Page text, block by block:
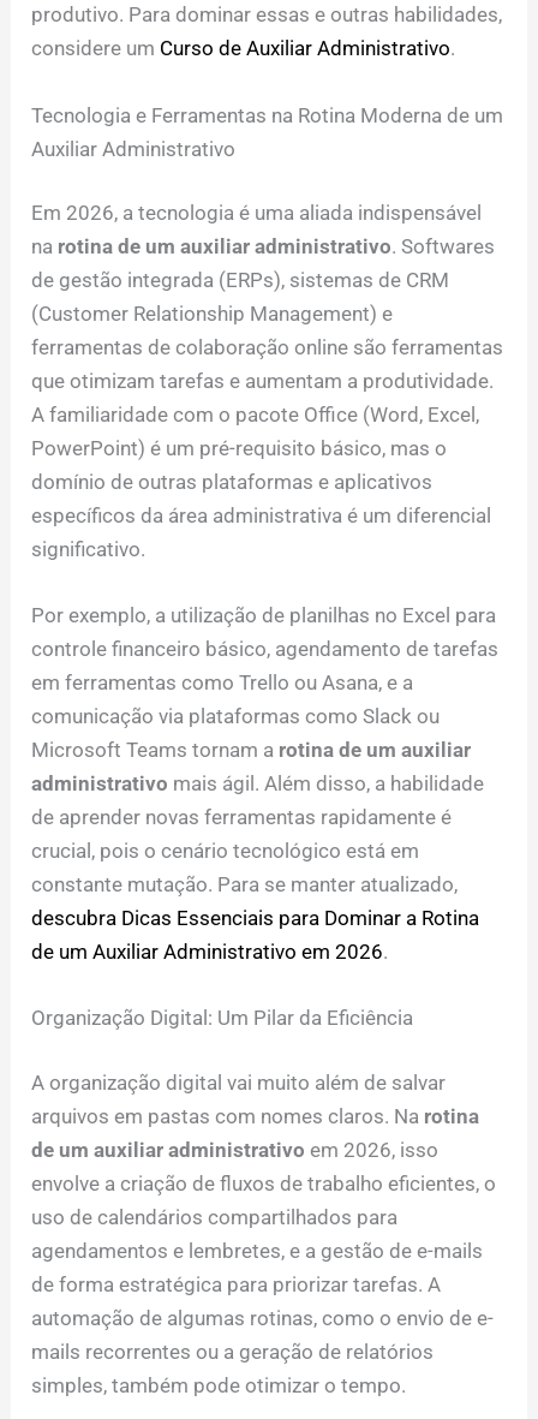
produtivo. Para dominar essas e outras habilidades,
considere um Curso de Auxiliar Administrativo.
Tecnologia e Ferramentas na Rotina Moderna de um
Auxiliar Administrativo
Em 2026, a tecnologia é uma aliada indispensável
na rotina de um auxiliar administrativo. Softwares
de gestão integrada (ERPs), sistemas de CRM
(Customer Relationship Management) e
ferramentas de colaboração online são ferramentas
que otimizam tarefas e aumentam a produtividade.
A familiaridade com o pacote Office (Word, Excel,
PowerPoint) é um pré-requisito básico, mas o
domínio de outras plataformas e aplicativos
específicos da área administrativa é um diferencial
significativo.
Por exemplo, a utilização de planilhas no Excel para
controle financeiro básico, agendamento de tarefas
em ferramentas como Trello ou Asana, e a
comunicação via plataformas como Slack ou
Microsoft Teams tornam a rotina de um auxiliar
administrativo mais ágil. Além disso, a habilidade
de aprender novas ferramentas rapidamente é
crucial, pois o cenário tecnológico está em
constante mutação. Para se manter atualizado,
descubra Dicas Essenciais para Dominar a Rotina
de um Auxiliar Administrativo em 2026.
Organização Digital: Um Pilar da Eficiência
A organização digital vai muito além de salvar
arquivos em pastas com nomes claros. Na rotina
de um auxiliar administrativo em 2026, isso
envolve a criação de fluxos de trabalho eficientes, o
uso de calendários compartilhados para
agendamentos e lembretes, e a gestão de e-mails
de forma estratégica para priorizar tarefas. A
automação de algumas rotinas, como o envio de e-
mails recorrentes ou a geração de relatórios
simples, também pode otimizar o tempo.